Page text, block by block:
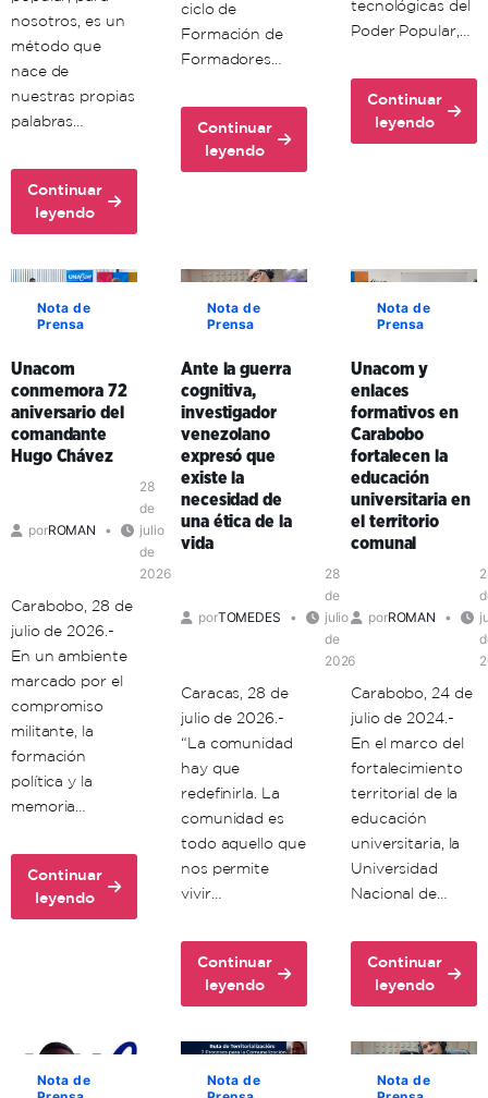
nosotros, es un
método que
nace de
nuestras propias
palabras…
Continuar
leyendo
about
Comuna
Simón
Bolívar
adopta
comunicación
popular
como
clave
de
en
ciclo de
Formación de
Formadores…
Continuar
leyendo
about
Unacon
de
Formación
de
en
Mérida
tecnológicas del
Poder Popular,…
Continuar
leyendo
about
Unacom
de
sus
formadores
Aragua
y
Carabobo
Nota de
Prensa
Unacom
conmemora 72
aniversario del
comandante
Hugo Chávez
porROMAN
28
de
julio
de
2026
Carabobo, 28 de
julio de 2026.-
En un ambiente
marcado por el
compromiso
militante, la
formación
política y la
memoria…
Continuar
leyendo
about
Unacom
Hugo
Chávez
Nota de
Prensa
Ante la guerra
cognitiva,
investigador
venezolano
expresó que
existe la
necesidad de
una ética de la
vida
porTOMEDES
28
de
julio
de
2026
Caracas, 28 de
julio de 2026.-
“La comunidad
hay que
redefinirla. La
comunidad es
todo aquello que
nos permite
vivir…
Continuar
leyendo
about
Ante
guerra
cognitiva,
Nota de
Prensa
Unacom y
enlaces
formativos en
Carabobo
fortalecen la
educación
universitaria en
el territorio
comunal
porROMAN
Carabobo, 24 de
julio de 2024.-
En el marco del
fortalecimiento
territorial de la
educación
universitaria, la
Universidad
Nacional de…
Continuar
leyendo
about
Unacom
enlaces
formativos
Nota de
Nota de
Nota de